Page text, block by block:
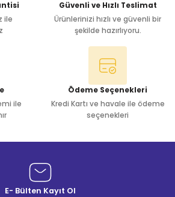
ile
Güvenli ve Hızlı Teslimat
Ürünlerinizi hızlı ve güvenli bir
şekilde hazırlıyoru.
ile
Ödeme Seçenekleri
Kredi Kartı ve havale ile ödeme
seçenekleri
E- Bülten Kayıt Ol